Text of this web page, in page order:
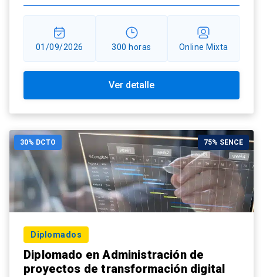
01/09/2026 300 horas Online Mixta
Ver detalle
30% DCTO 75% SENCE
Diplomados
Diplomado en Administración de
proyectos de transformación digital